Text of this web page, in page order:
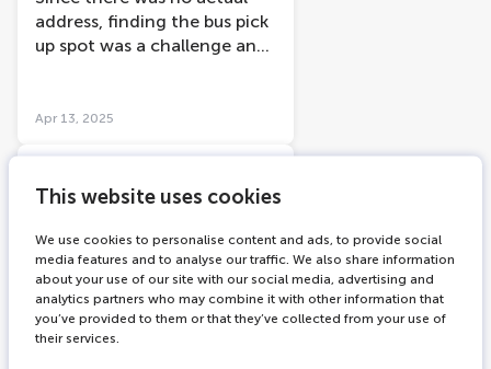
This website uses cookies
We use cookies to personalise content and ads, to provide social
media features and to analyse our traffic. We also share information
about your use of our site with our social media, advertising and
analytics partners who may combine it with other information that
you’ve provided to them or that they’ve collected from your use of
their services.
address, finding the bus pick
up spot was a challenge and
Apr 13, 2025
Great tours but need better information
the Hop On-Hop Off bus and
boat tours. You can save a lot
by purchasing a combined
ticket at your hotel for
either 24 or 48 hours (32.50